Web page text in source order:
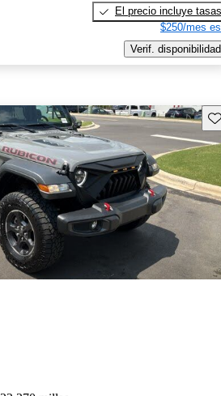
El precio incluye tasas
$250/mes
Verif. disponibilidad